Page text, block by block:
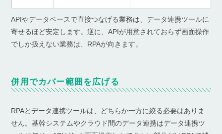
APIやデータベースで直接つなげる業務は、データ連携ツールに
寄せるほど安定します。逆に、APIが用意されておらず画面操作
でしか扱えない業務は、RPAが向きます。
併用でカバー範囲を広げる
RPAとデータ連携ツールは、どちらか一方に絞る必要はありま
せん。基幹システムやクラウド間のデータ連携はデータ連携ツ